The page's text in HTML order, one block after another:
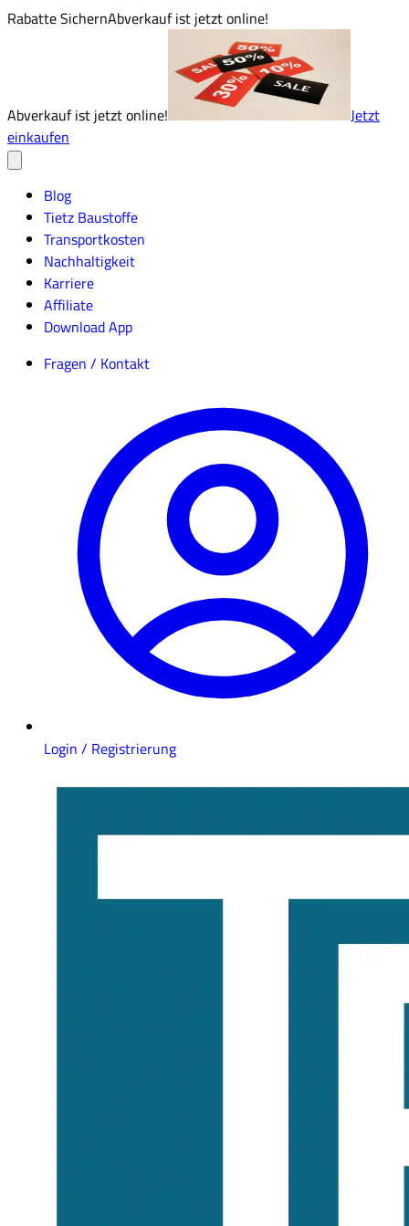
Rabatte SichernAbverkauf ist jetzt online!
Abverkauf ist jetzt online!
Jetzt
einkaufen
Blog
Tietz Baustoffe
Transportkosten
Nachhaltigkeit
Karriere
Affiliate
Download App
Fragen / Kontakt
Login / Registrierung